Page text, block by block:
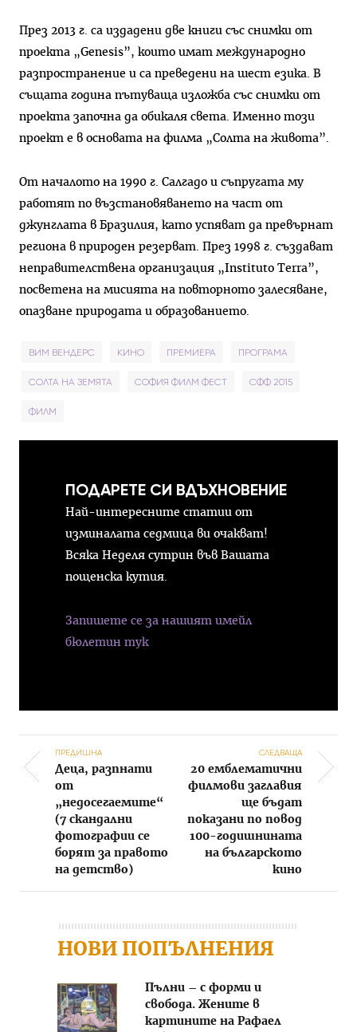
През 2013 г. са издадени две книги със снимки от
проекта „Genesis”, които имат международно
разпространение и са преведени на шест езика. В
същата година пътуваща изложба със снимки от
проекта започна да обикаля света. Именно този
проект е в основата на филма „Солта на живота”.
От началото на 1990 г. Салгадо и съпругата му
работят по възстановяването на част от
джунглата в Бразилия, като успяват да превърнат
региона в природен резерват. През 1998 г. създават
неправителствена организация „Instituto Terra”,
посветенa на мисията на повторното залесяване,
опазване природата и образованието.
ВИМ ВЕНДЕРС КИНО ПРЕМИЕРА ПРОГРАМА
СОЛТА НА ЗЕМЯТА СОФИЯ ФИЛМ ФЕСТ СФФ 2015
ФИЛМ
ПОДАРЕТЕ СИ ВДЪХНОВЕНИЕ
Най-интересните статии от
изминалата седмица ви очакват!
Всяка Неделя сутрин във Вашата
пощенска кутия.
Запишете се за нашият имейл
бюлетин тук
Post navigation
ПРЕДИШНА
Деца, разпнати
от
„недосегаемите“
(7 скандални
фотографии се
борят за правото
на детство)
СЛЕДВАЩА
20 емблематични
филмови заглавия
ще бъдат
показани по повод
100-годишнината
на българското
кино
НОВИ ПОПЪЛНЕНИЯ
Пълни – с форми и
свобода. Жените в
картините на Рафаел